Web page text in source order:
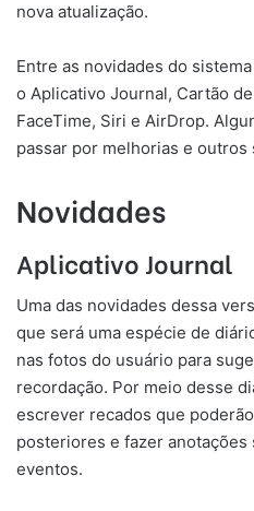
nova atualização.
Entre as novidades do
o Aplicativo Journal, Cartão
FaceTime, Siri e AirDrop.
passar por melhorias e
Novidades
Aplicativo Journal
Uma das novidades dessa
que será uma espécie de
nas fotos do usuário para
recordação. Por meio desse
escrever recados que
posteriores e fazer
eventos.